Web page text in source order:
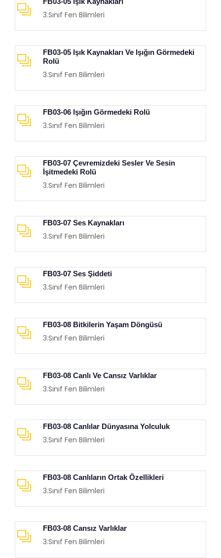
3.Sınıf Fen Bilimleri
FB03-05 Işık Kaynakları Ve Işığın Görmedeki
Rolü
3.Sınıf Fen Bilimleri
FB03-06 Işığın Görmedeki Rolü
3.Sınıf Fen Bilimleri
FB03-07 Çevremizdeki Sesler Ve Sesin
İşitmedeki Rolü
3.Sınıf Fen Bilimleri
FB03-07 Ses Kaynakları
3.Sınıf Fen Bilimleri
FB03-07 Ses Şiddeti
3.Sınıf Fen Bilimleri
FB03-08 Bitkilerin Yaşam Döngüsü
3.Sınıf Fen Bilimleri
FB03-08 Canlı Ve Cansız Varlıklar
3.Sınıf Fen Bilimleri
FB03-08 Canlılar Dünyasına Yolculuk
3.Sınıf Fen Bilimleri
FB03-08 Canlıların Ortak Özellikleri
3.Sınıf Fen Bilimleri
FB03-08 Cansız Varlıklar
3.Sınıf Fen Bilimleri